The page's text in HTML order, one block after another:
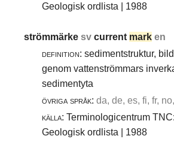
Geologisk ordlista | 1988
strömmärkesvcurrent mark en
definition: sedimentstruktur,
genom vattenströmmars
sedimentyta
övriga språk: da, de, es, fi, fr,
källa: Terminologicentrum TNC:
Geologisk ordlista | 1988